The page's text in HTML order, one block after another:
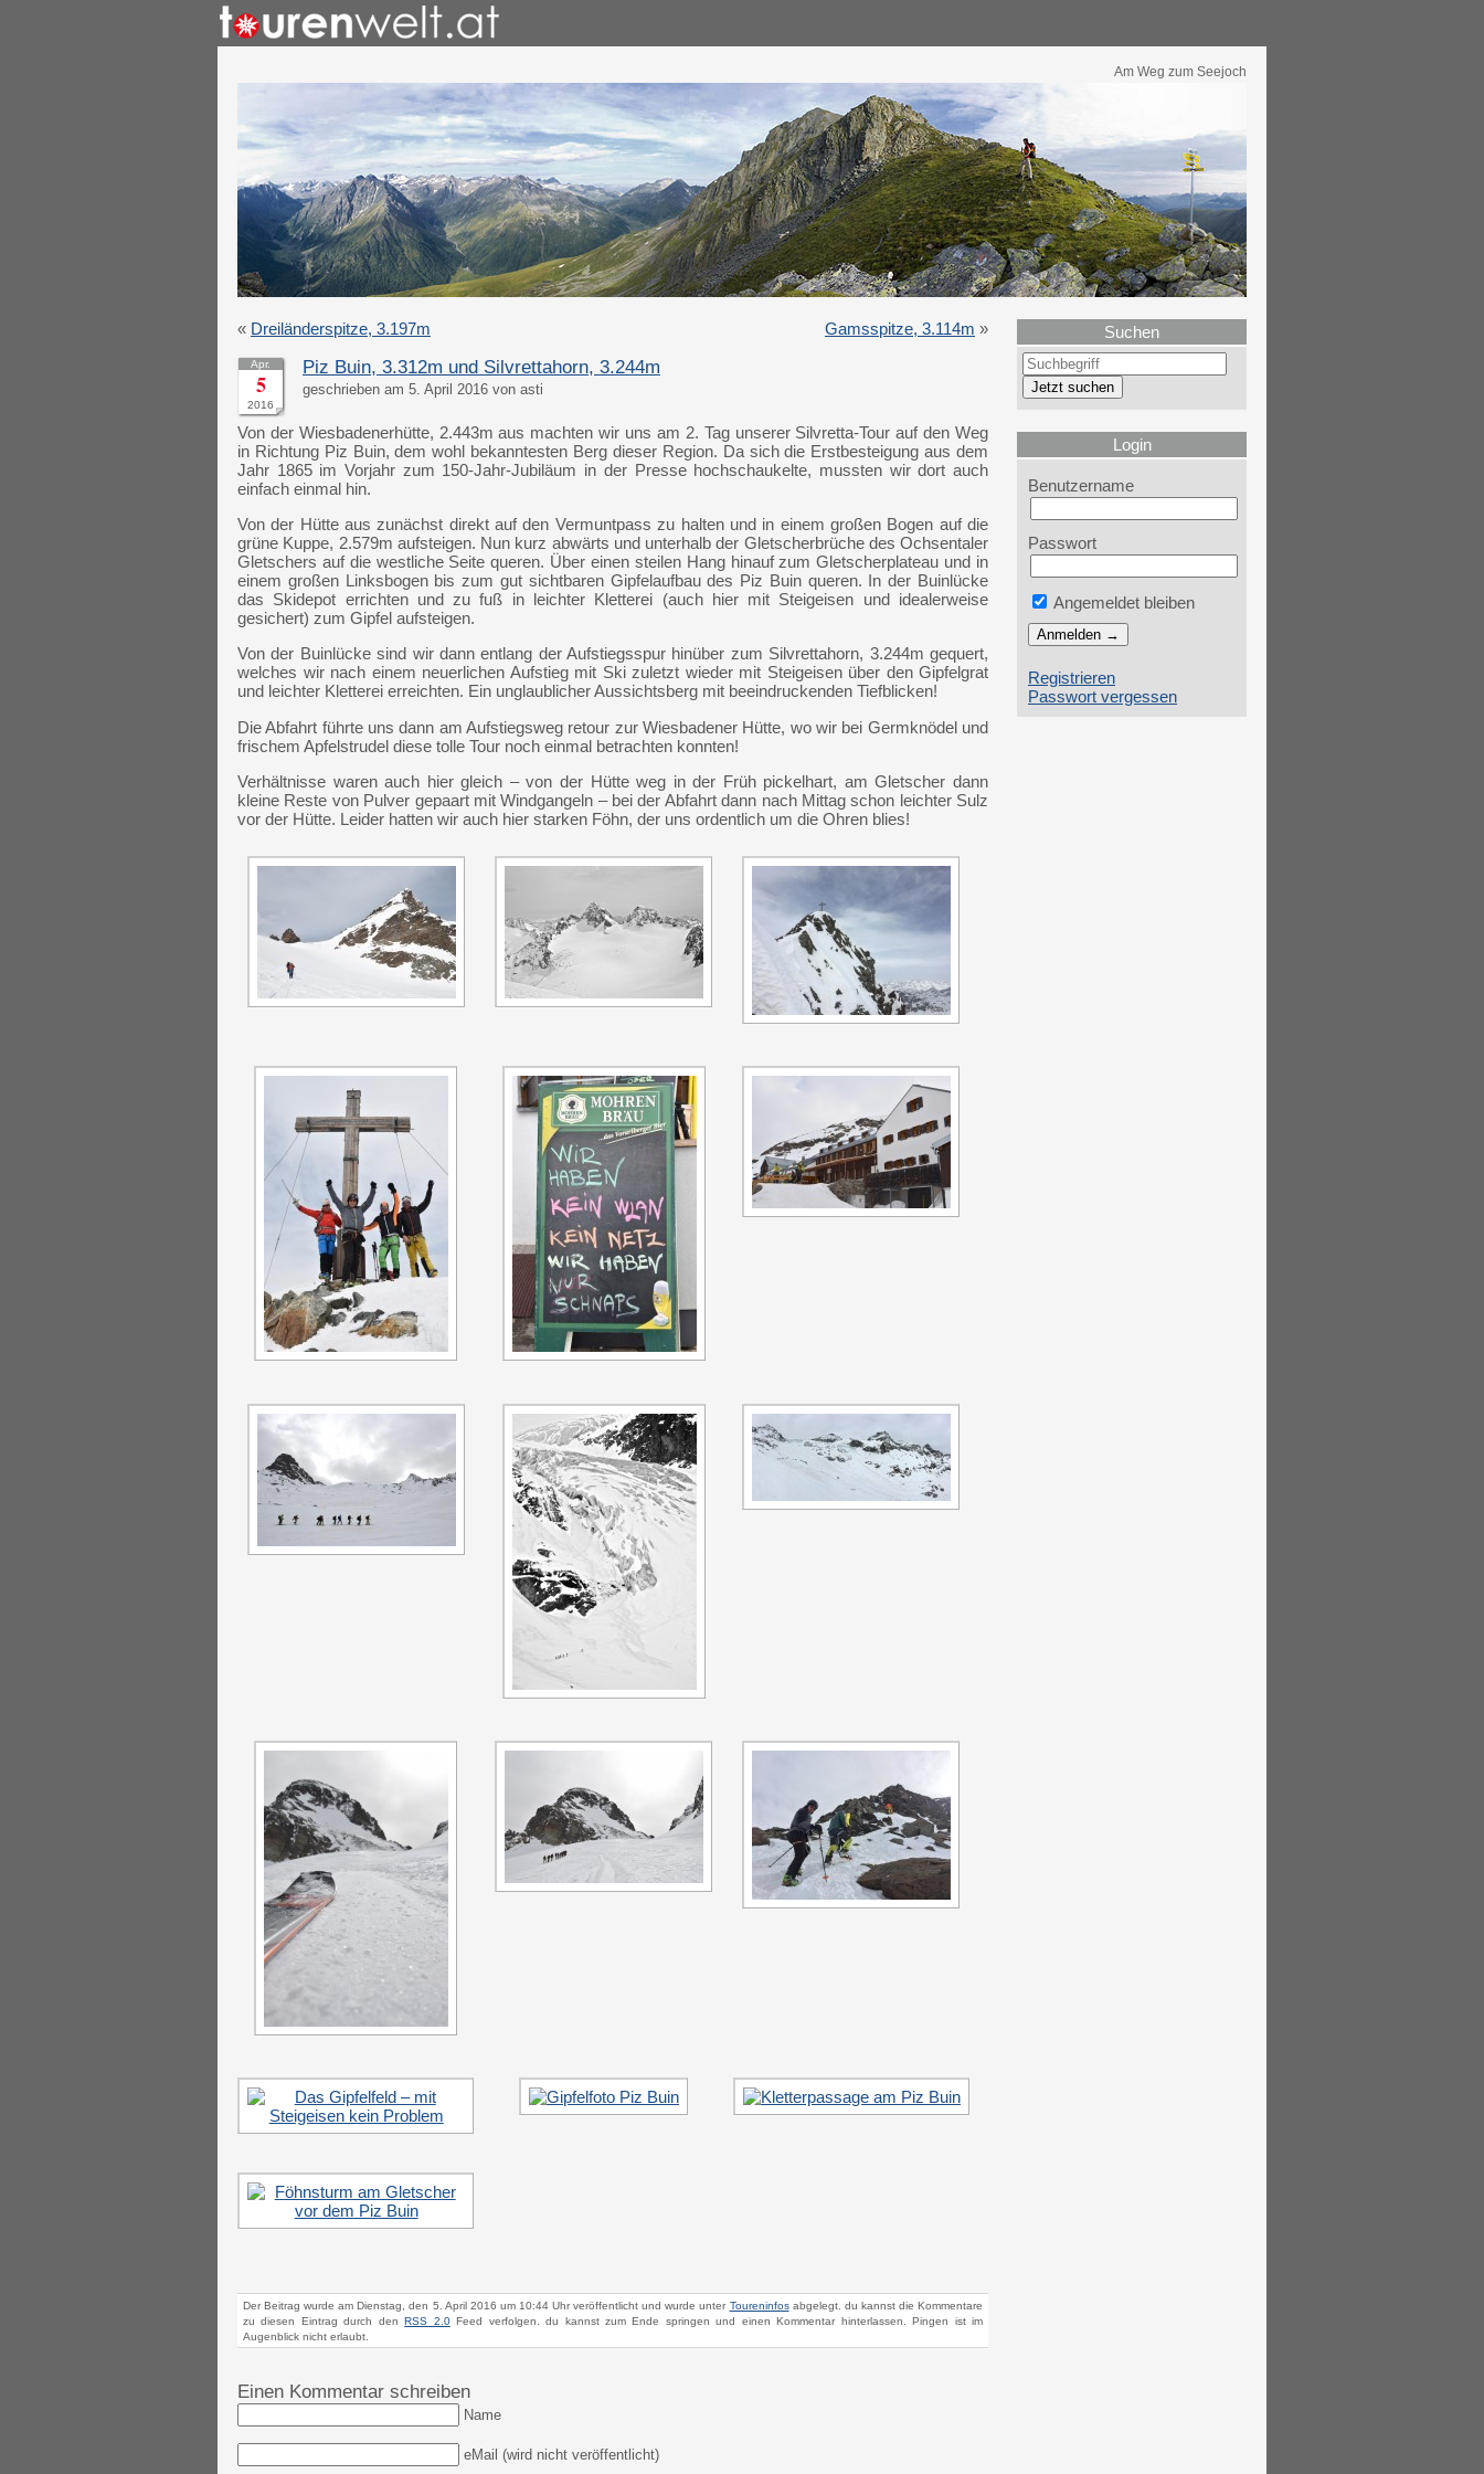
Am Weg zum Seejoch
« Dreiländerspitze, 3.197m Gamsspitze, 3.114m »
Apr.
5
2016
Piz Buin, 3.312m und Silvrettahorn, 3.244m
geschrieben am 5. April 2016 von asti
Von der Wiesbadenerhütte, 2.443m aus machten wir uns am 2. Tag unserer Silvretta-Tour auf den Weg
in Richtung Piz Buin, dem wohl bekanntesten Berg dieser Region. Da sich die Erstbesteigung aus dem
Jahr 1865 im Vorjahr zum 150-Jahr-Jubiläum in der Presse hochschaukelte, mussten wir dort auch
einfach einmal hin.
Von der Hütte aus zunächst direkt auf den Vermuntpass zu halten und in einem großen Bogen auf die
grüne Kuppe, 2.579m aufsteigen. Nun kurz abwärts und unterhalb der Gletscherbrüche des Ochsentaler
Gletschers auf die westliche Seite queren. Über einen steilen Hang hinauf zum Gletscherplateau und in
einem großen Linksbogen bis zum gut sichtbaren Gipfelaufbau des Piz Buin queren. In der Buinlücke
das Skidepot errichten und zu fuß in leichter Kletterei (auch hier mit Steigeisen und idealerweise
gesichert) zum Gipfel aufsteigen.
Von der Buinlücke sind wir dann entlang der Aufstiegsspur hinüber zum Silvrettahorn, 3.244m gequert,
welches wir nach einem neuerlichen Aufstieg mit Ski zuletzt wieder mit Steigeisen über den Gipfelgrat
und leichter Kletterei erreichten. Ein unglaublicher Aussichtsberg mit beeindruckenden Tiefblicken!
Die Abfahrt führte uns dann am Aufstiegsweg retour zur Wiesbadener Hütte, wo wir bei Germknödel und
frischem Apfelstrudel diese tolle Tour noch einmal betrachten konnten!
Verhältnisse waren auch hier gleich – von der Hütte weg in der Früh pickelhart, am Gletscher dann
kleine Reste von Pulver gepaart mit Windgangeln – bei der Abfahrt dann nach Mittag schon leichter Sulz
vor der Hütte. Leider hatten wir auch hier starken Föhn, der uns ordentlich um die Ohren blies!
Der Beitrag wurde am Dienstag, den 5. April 2016 um 10:44 Uhr veröffentlicht und wurde unter Toureninfosabgelegt. du kannst die Kommentare
zu diesen Eintrag durch denRSS 2.0Feed verfolgen. du kannst zum Ende springen und einen Kommentar hinterlassen. Pingen ist im
Augenblick nicht erlaubt.
Einen Kommentar schreiben
Name
eMail (wird nicht veröffentlicht)
Suchen
Login
Benutzername
Passwort
Angemeldet bleiben
Registrieren
Passwort vergessen